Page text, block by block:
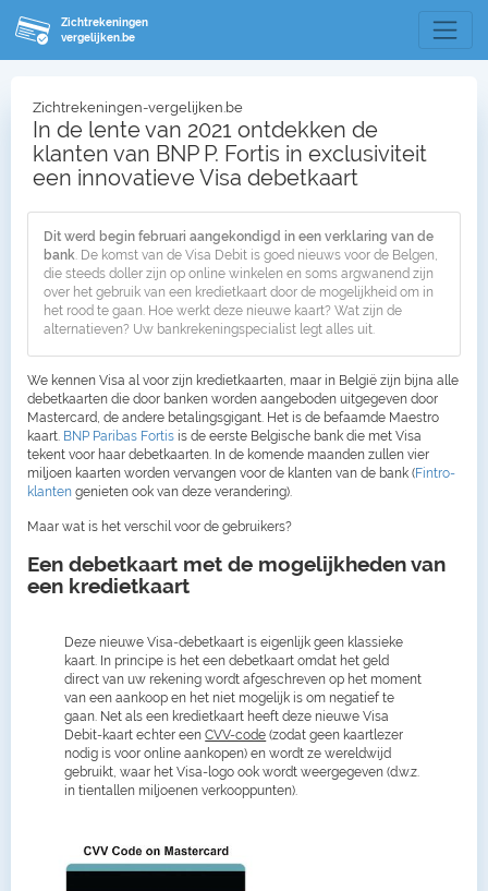
Zichtrekeningen
vergelijken.be
Zichtrekeningen-vergelijken.be
In de lente van 2021 ontdekken de
klanten van BNP P. Fortis in exclusiviteit
een innovatieve Visa debetkaart
Dit werd begin februari aangekondigd in een verklaring van de
bank. De komst van de Visa Debit is goed nieuws voor de Belgen,
die steeds doller zijn op online winkelen en soms argwanend zijn
over het gebruik van een kredietkaart door de mogelijkheid om in
het rood te gaan. Hoe werkt deze nieuwe kaart? Wat zijn de
alternatieven? Uw bankrekeningspecialist legt alles uit.
We kennen Visa al voor zijn kredietkaarten, maar in België zijn bijna alle
debetkaarten die door banken worden aangeboden uitgegeven door
Mastercard, de andere betalingsgigant. Het is de befaamde Maestro
kaart. BNP Paribas Fortis is de eerste Belgische bank die met Visa
tekent voor haar debetkaarten. In de komende maanden zullen vier
miljoen kaarten worden vervangen voor de klanten van de bank (Fintro-
klanten genieten ook van deze verandering).
Maar wat is het verschil voor de gebruikers?
Een debetkaart met de mogelijkheden van
een kredietkaart
Deze nieuwe Visa-debetkaart is eigenlijk geen klassieke
kaart. In principe is het een debetkaart omdat het geld
direct van uw rekening wordt afgeschreven op het moment
van een aankoop en het niet mogelijk is om negatief te
gaan. Net als een kredietkaart heeft deze nieuwe Visa
Debit-kaart echter eenCVV-code (zodat geen kaartlezer
nodig is voor online aankopen) en wordt ze wereldwijd
gebruikt, waar het Visa-logo ook wordt weergegeven (d.w.z.
in tientallen miljoenen verkooppunten).